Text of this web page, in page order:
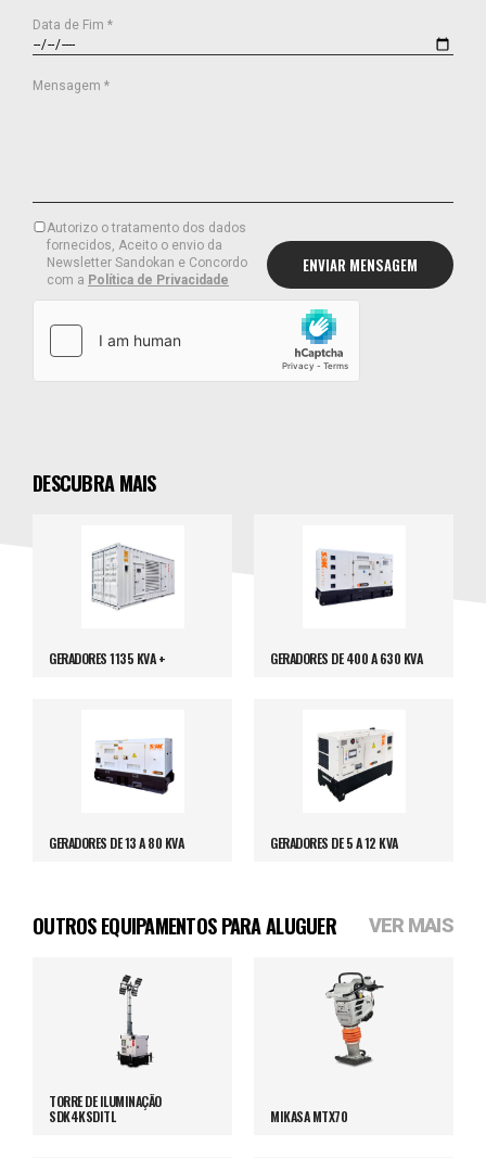
Data de Fim *
Mensagem *
Autorizo o tratamento dos dados
fornecidos, Aceito o envio da
Newsletter Sandokan e Concordo
com a Política de Privacidade
DESCUBRA MAIS
GERADORES 1135 KVA + GERADORES DE 400 A 630 KVA
GERADORES DE 13 A 80 KVA GERADORES DE 5 A 12 KVA
OUTROS EQUIPAMENTOS PARA ALUGUER VER MAIS
TORRE DE ILUMINAÇÃO
SDK4KSDITL
MIKASA MTX70